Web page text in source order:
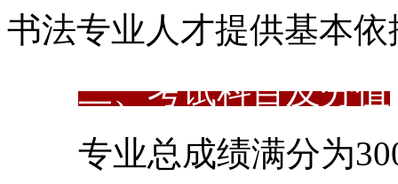
书法专业人才提供基本依
二、考试科目及分值
专业总成绩满分为